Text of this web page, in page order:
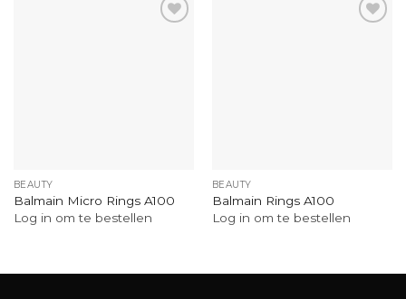
BEAUTY
Balmain Micro Rings A100
Log in om te bestellen
BEAUTY
Balmain Rings A100
Log in om te bestellen